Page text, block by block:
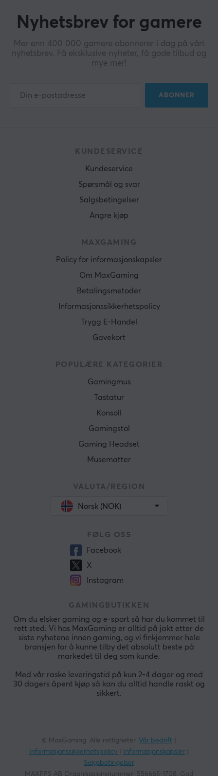
Nyhetsbrev for gamere
Mer enn 400 000 gamere abonnerer i dag på vårt
nyhetsbrev. Få eksklusive nyheter, få gode tilbud og
mye mer!
ABONNER
KUNDESERVICE
Kundeservice
Spørsmål og svar
Salgsbetingelser
Angre kjøp
MAXGAMING
Policy for informasjonskapsler
Om MaxGaming
Betalingsmetoder
Informasjonssikkerhetspolicy
Trygg E-Handel
Gavekort
POPULÆRE KATEGORIER
Gamingmus
Tastatur
Konsoll
Gamingstol
Gaming Headset
Musematter
VALUTA/REGION
Norsk (NOK)
FØLG OSS
Facebook
X
Instagram
GAMINGBUTIKKEN
Om du elsker gaming og e-sport så har du kommet til
rett sted. Vi hos MaxGaming er alltid på jakt etter de
siste nyhetene innen gaming, og vi finkjemmer hele
bransjen for å kunne tilby det absolutt beste på
markedet til deg som kunde.
Med vår raske leveringstid på kun 2-4 dager og med
30 dagers åpent kjøp så kan du alltid handle raskt og
sikkert.
© MaxGaming. Alle rettigheter. Vår bedrift
Informasjonssikkerhetspolicy
Informasjonskapsler
Salgsbetingelser
MAXFPS AB Organisasjonsnummer: 556665-1708. God